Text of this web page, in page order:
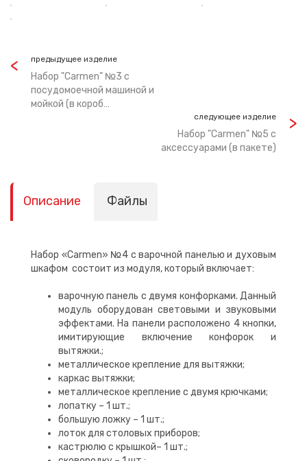
предыдущее изделие
Набор "Carmen" №3 с
посудомоечной машиной и
мойкой (в короб…
следующее изделие
Набор "Carmen" №5 с
аксессуарами (в пакете)
Описание Файлы
Набор «Carmen» №4 с варочной панелью и духовым
шкафом состоит из модуля, который включает:
варочную панель с двумя конфорками. Данный
модуль оборудован световыми и звуковыми
эффектами. На панели расположено 4 кнопки,
имитирующие включение конфорок и
вытяжки.;
металлическое крепление для вытяжки;
каркас вытяжки;
металлическое крепление с двумя крючками;
лопатку – 1 шт.;
большую ложку – 1 шт.;
лоток для столовых приборов;
кастрюлю с крышкой– 1 шт.;